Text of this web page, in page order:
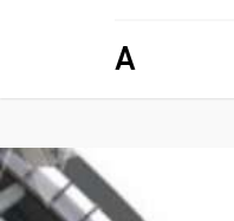
A